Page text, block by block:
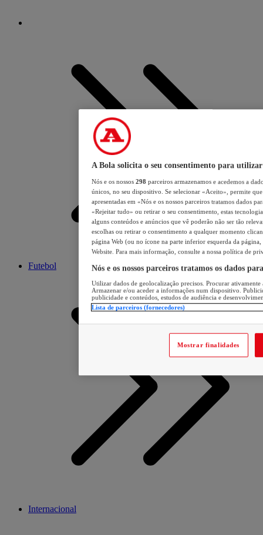
Futebol
Internacional
A Bola solicita o seu consentimento para utilizar
Nós e os nossos 298 parceiros armazenamos e acedemos a
únicos, no seu dispositivo. Se selecionar «Aceito», permite
apresentadas em «Nós e os nossos parceiros tratamos dados
«Rejeitar tudo» ou retirar o seu consentimento, estas
alguns conteúdos e anúncios que vê poderão não ser tão
escolhas ou retirar o consentimento a qualquer momento
página Web (ou no ícone na parte inferior esquerda da página,
Website. Para mais informação, consulte a nossa política de
Nós e os nossos parceiros tratamos os dados
Utilizar dados de geolocalização precisos. Procurar
Armazenar e/ou aceder a informações num dispositivo.
publicidade e conteúdos, estudos de audiência e
Lista de parceiros (fornecedores)
Mostrar finalidades